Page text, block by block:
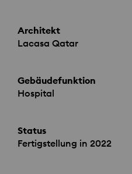
Architekt
Lacasa Qatar
Gebäudefunktion
Hospital
Status
Fertigstellung in 2022